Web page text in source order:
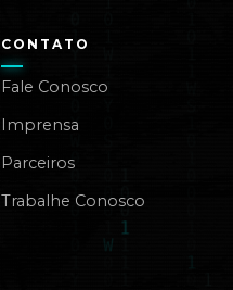
CONTATO
Fale Conosco
Imprensa
Parceiros
Trabalhe Conosco